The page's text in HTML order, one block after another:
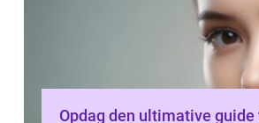
Opdag den ultimative